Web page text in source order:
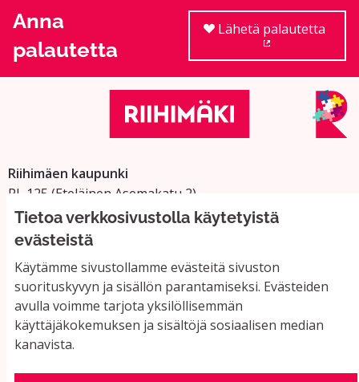
Tietoa verkkosivustolla käytetyistä
evästeistä
Käytämme sivustollamme evästeitä sivuston
suorituskyvyn ja sisällön parantamiseksi. Evästeiden
avulla voimme tarjota yksilöllisemmän
käyttäjäkokemuksen ja sisältöjä sosiaalisen median
kanavista.
Anna
palautetta
Lähetä palautetta
Riihimäen kaupunki
PL 125 (Eteläinen Asemakatu 2)
11101 Riihimäki
Vaihde: 019 758 4000
Sähköpostiosoitteet:
etunimi.sukunimi@riihimaki.fi
Yhteystiedot ja usein kysyttyä
Käyttöehdot